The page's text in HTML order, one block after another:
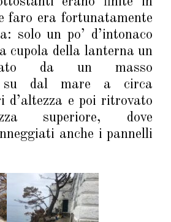
faro era fortunatamente
solo un po’ d’intonaco
cupola della lanterna un
da un masso
su dal mare a circa
d’altezza e poi ritrovato
superiore, dove
anche i pannelli